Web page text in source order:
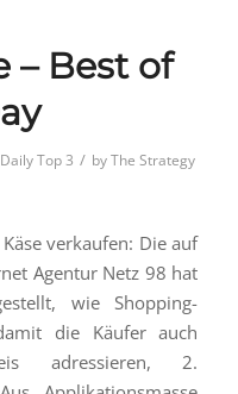
– Best of
Daily Top 3 / byThe Strategy
verkaufen: Die auf
Agentur Netz 98 hat
wie Shopping-
die Käufer auch
adressieren, 2.